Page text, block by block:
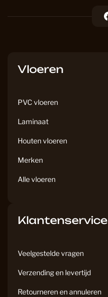
F
Vloeren
PVC vloeren
Laminaat
Houten vloeren
Merken
Alle vloeren
Klantenservice
Veelgestelde vragen
Verzending en levertijd
Retourneren en annuleren